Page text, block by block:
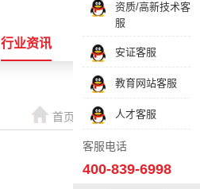
行业资讯 关于我们
首页 行业资讯
资质/高新技术客
服
安证客服
教育网站客服
人才客服
客服电话
400-839-6998